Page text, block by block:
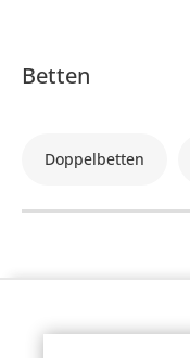
Betten
Doppelbetten